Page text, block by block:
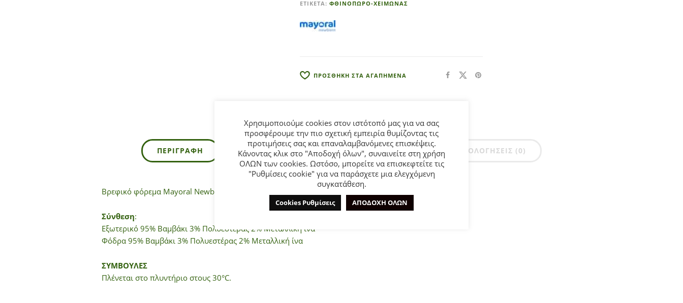
r
a
e
ΕΤΙΚΈΤΑ: ΦΘΙΝΟΠΩΡΟ-ΧΕΙΜΩΝΑΣ
ΠΡΟΣΘΗΚΗ ΣΤΑ ΑΓΑΠΗΜΕΝΑ
ΠΕΡΙΓΡΑΦΉ ΕΠΙΠΛΈΟΝ ΠΛΗΡΟΦΟΡΊΕΣ ΕΤΑΙΡΊΑ ΑΞΙΟΛΟΓΉΣΕΙΣ (0)
Βρεφικό φόρεμα Mayoral Newborn ECOFRIENDS για κορίτσι από 0 έως 18 μηνών σε γκρι χρώμα.
Σύνθεση:
Εξωτερικό 95% Βαμβάκι 3% Πολυεστέρας 2% Μεταλλική ίνα
Φόδρα 95% Βαμβάκι 3% Πολυεστέρας 2% Μεταλλική ίνα
ΣΥΜΒΟΥΛΕΣ
Πλένεται στο πλυντήριο στους 30°C.
Χρησιμοποιούμε cookies στον ιστότοπό μας για να σας
προσφέρουμε την πιο σχετική εμπειρία θυμίζοντας τις
προτιμήσεις σας και επαναλαμβανόμενες επισκέψεις.
Κάνοντας κλικ στο "Αποδοχή όλων", συναινείτε στη χρήση
ΟΛΩΝ των cookies. Ωστόσο, μπορείτε να επισκεφτείτε τις
"Ρυθμίσεις cookie" για να παράσχετε μια ελεγχόμενη
συγκατάθεση.
Cookies Ρυθμίσεις ΑΠΟΔΟΧΗ ΟΛΩΝ